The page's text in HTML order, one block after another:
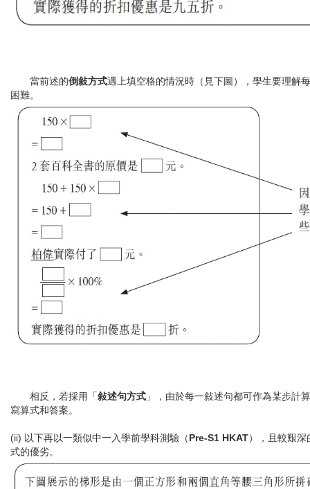
當前述的倒敍方式遇上填空格的情況時（見下圖），學生要理解
困難。
相反，若採用「敍述句方式 」，由於每一敍述句都可作為某步計
寫算式和答案。
(ii) 以下再以一類似中一入學前學科測驗（Pre-S1 HKAT），且較艱
式的優劣。